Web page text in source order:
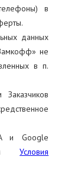
в
данных
не
в п.
и Google
Условия